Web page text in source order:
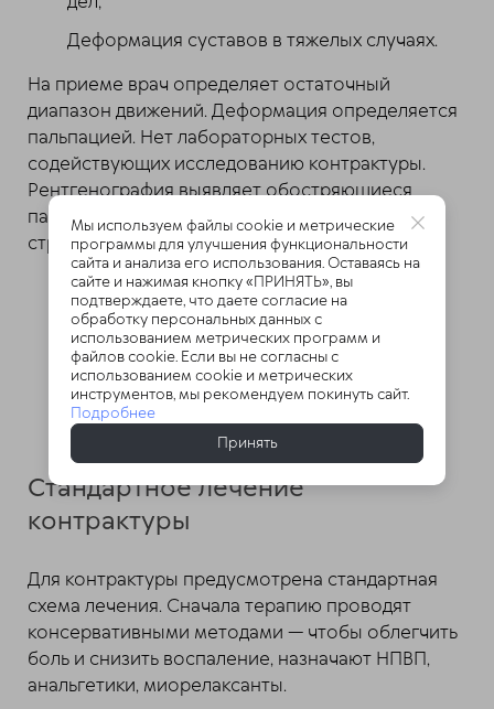
Деформация суставов в тяжелых случаях.
На приеме врач определяет остаточный
диапазон движений. Деформация определяется
пальпацией. Нет лабораторных тестов,
содействующих исследованию контрактуры.
Рентгенография выявляет обостряющиеся
патологии, МРТ помогает визуализировать
структуру тканей.
Лечение контрактуры
суставов в Казани
Стандартное лечение
контрактуры
Для контрактуры предусмотрена стандартная
схема лечения. Сначала терапию проводят
консервативными методами — чтобы облегчить
боль и снизить воспаление, назначают НПВП,
анальгетики, миорелаксанты.
Мы используем файлы cookie и метрические
программы для улучшения функциональности
сайта и анализа его использования. Оставаясь на
сайте и нажимая кнопку «ПРИНЯТЬ», вы
подтверждаете, что даете согласие на
обработку персональных данных с
использованием метрических программ и
файлов cookie. Если вы не согласны с
использованием cookie и метрических
инструментов, мы рекомендуем покинуть сайт.
Подробнее
Принять